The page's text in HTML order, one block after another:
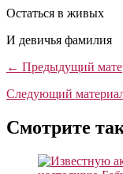
Остаться в живых
И девичья фамилия
← Предыдущий
Следующий
Смотрите